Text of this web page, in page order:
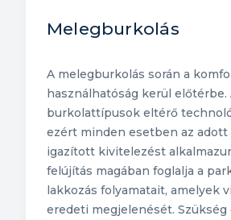
Melegburkolás
A melegburkolás során a
használhatóság kerül
burkolattípusok eltérő
ezért minden esetben az
igazított kivitelezést
felújítás magában foglalja a
lakkozás folyamatait, amelyek
eredeti megjelenését.